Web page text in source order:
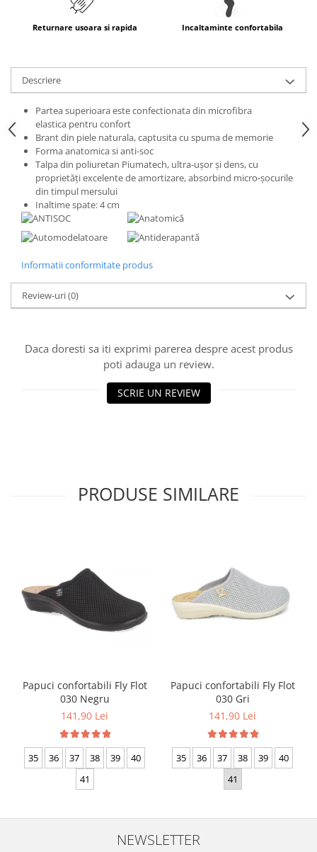
Returnare usoara si rapida Incaltaminte confortabila
Descriere
Partea superioara este confectionata din microfibra
elastica pentru confort
Brant din piele naturala, captusita cu spuma de memorie
Forma anatomica si anti-soc
Talpa din poliuretan Piumatech, ultra-ușor și dens, cu
proprietăți excelente de amortizare, absorbind micro-șocurile
din timpul mersului
Inaltime spate: 4 cm
Informatii conformitate produs
Review-uri(0)
Daca doresti sa iti exprimi parerea despre acest produs
poti adauga un review.
SCRIE UN REVIEW
PRODUSE SIMILARE
Papuci confortabili Fly Flot
030 Negru
141,90 Lei
35 36 37 38 39
40
41
Papuci confortabili Fly Flot
030 Gri
141,90 Lei
35 36 37 38 39
40
41
NEWSLETTER